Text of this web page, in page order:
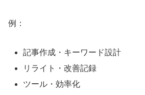
例：
記事作成・キーワード設計
リライト・改善記録
ツール・効率化